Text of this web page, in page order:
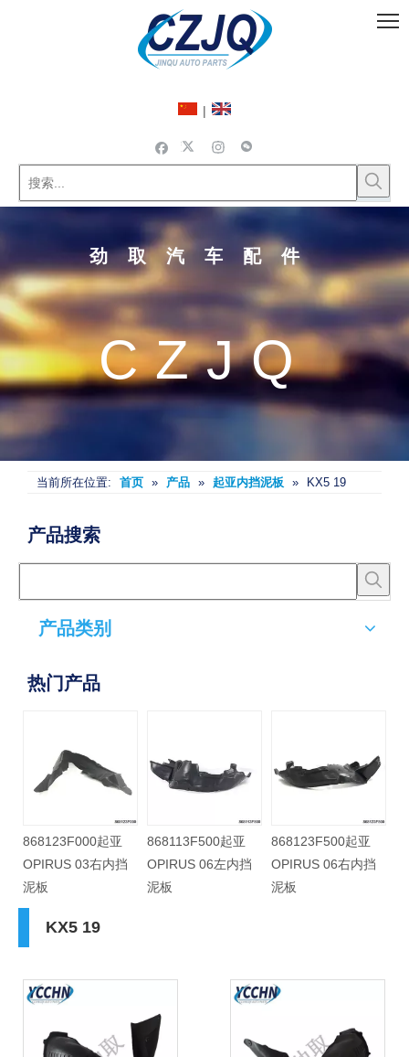
|
劲取汽车配件
CZJQ
当前所在位置: 首页 » 产品 » 起亚内挡泥板 » KX5 19
产品搜索
产品类别
热门产品
868123F000起亚
OPIRUS 03右内挡
泥板
868113F500起亚
OPIRUS 06左内挡
泥板
868123F500起亚
OPIRUS 06右内挡
泥板
KX5 19